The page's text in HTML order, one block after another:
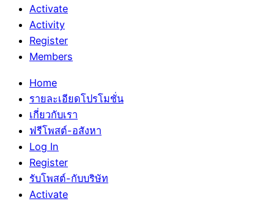
Activate
Activity
Register
Members
Home
รายละเอียดโปรโมชั่น
เกี่ยวกับเรา
ฟรีโพสต์-อสังหา
Log In
Register
รับโพสต์-กับบริษัท
Activate